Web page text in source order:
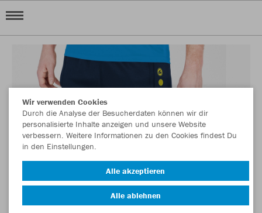
Wir verwenden Cookies
Durch die Analyse der Besucherdaten können wir dir
personalisierte Inhalte anzeigen und unsere Website
verbessern. Weitere Informationen zu den Cookies findest Du
in den Einstellungen.
Alle akzeptieren
Alle ablehnen